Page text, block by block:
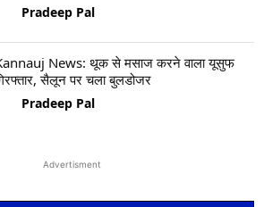
Pradeep Pal
News: थूक से मसाज करने वाला यूसुफ
सैलून पर चला बुलडोजर
Pradeep Pal
Advertisment